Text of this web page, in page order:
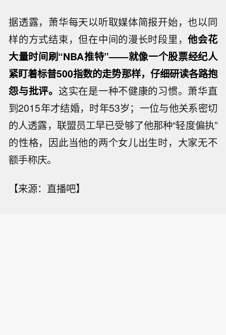
据透露，萧华每天以听取媒体简报开始，也以同
样的方式结束，但在中间的漫长时段里，他会花
大量时间刷“NBA推特”——就像一个股票经纪人
紧盯着标普500指数的走势那样，仔细研读各路抱
怨与批评。 这实在是一种不健康的习惯。萧华直
到2015年才结婚，时年53岁；一位与他关系密切
的人透露，联盟员工早已受够了他那种“轻度偏执”
的性格，因此当他的两个女儿出生时，大家无不
额手称庆。
【来源：直播吧】